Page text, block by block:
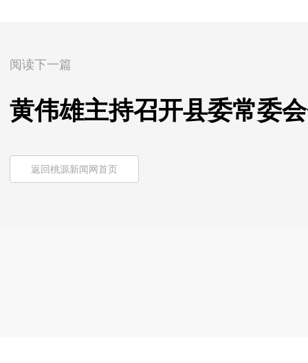
阅读下一篇
黄伟雄主持召开县委常委
返回桃源新闻网首页